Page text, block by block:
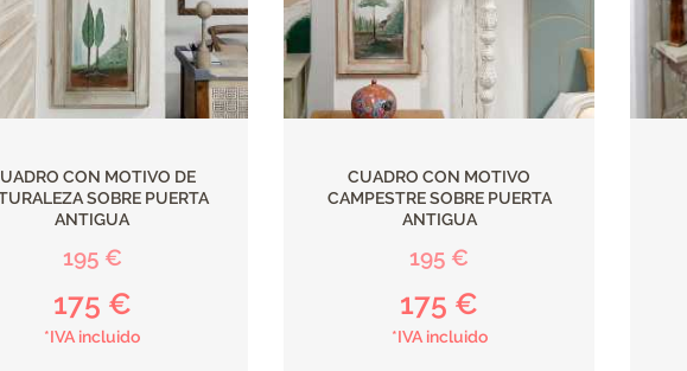
CON MOTIVO DE
SOBRE PUERTA
ANTIGUA
195 €
175 €
*IVA incluido
CUADRO CON MOTIVO
CAMPESTRE SOBRE PUERTA
ANTIGUA
195 €
175 €
*IVA incluido